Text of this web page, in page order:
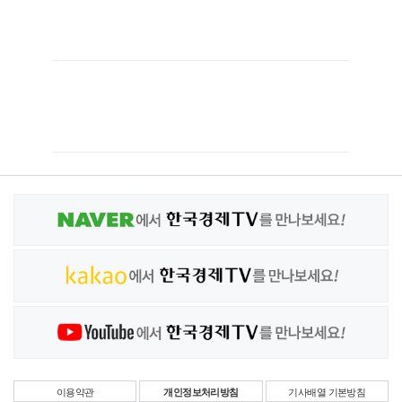
이용약관 개인정보처리방침 기사배열 기본방침